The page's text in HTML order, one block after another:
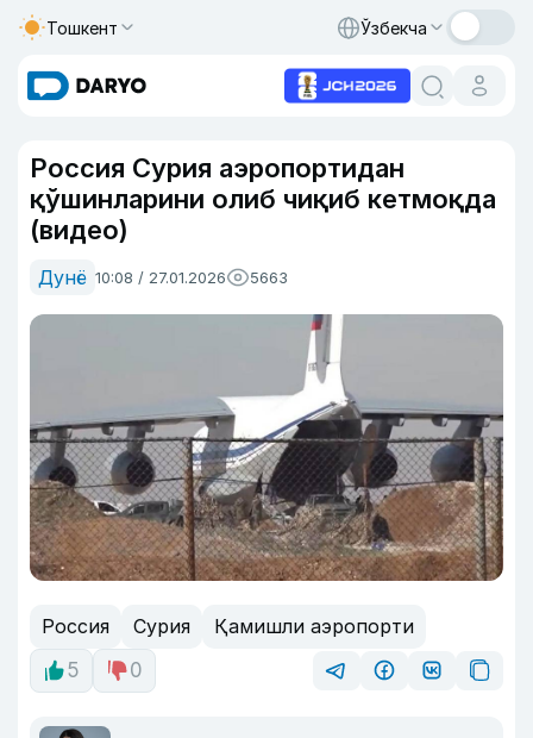
Тошкент Ўзбекча
Россия Сурия аэропортидан
қўшинларини олиб чиқиб кетмоқда
(видео)
Дунё 10:08 / 27.01.2026 5663
Россия Сурия
Қамишли аэропорти
5
0